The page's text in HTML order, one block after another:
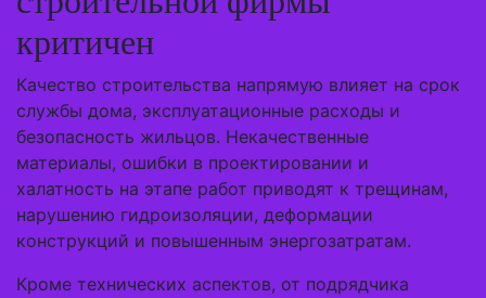
критичен
Качество строительства напрямую влияет на срок
службы дома, эксплуатационные расходы и
безопасность жильцов. Некачественные
материалы, ошибки в проектировании и
халатность на этапе работ приводят к трещинам,
нарушению гидроизоляции, деформации
конструкций и повышенным энергозатратам.
Кроме технических аспектов, от подрядчика